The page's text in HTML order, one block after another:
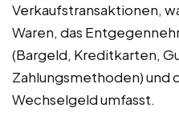
Verkaufstransaktionen,
Waren, das
(Bargeld, Kreditkarten,
Zahlungsmethoden) und
Wechselgeld umfasst.